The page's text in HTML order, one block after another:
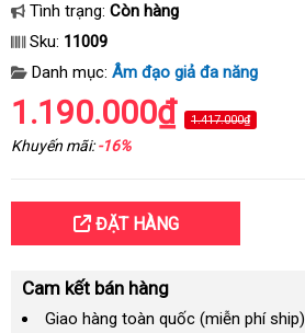
Tình trạng: Còn hàng
Sku: 11009
Danh mục: Âm đạo giả đa năng
1.190.000₫ 1.417.000₫
Khuyến mãi:-16%
ĐẶT HÀNG
Cam kết bán hàng
Giao hàng toàn quốc (miễn phí ship)